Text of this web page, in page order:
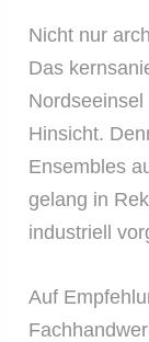
Nicht nur
Das
Hinsicht.
Ensembles
gelang in
industriell
Auf